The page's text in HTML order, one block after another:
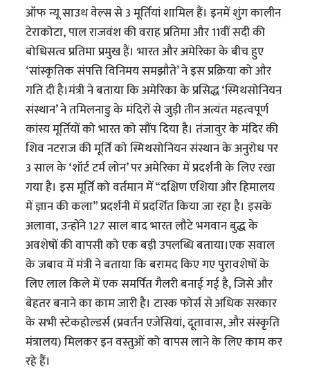
ऑफ न्यू साउथ वेल्स से 3 मूर्तियां शामिल हैं। इनमें शुंग कालीन
टेराकोटा, पाल राजवंश की वराह प्रतिमा और 11वीं सदी की
बोधिसत्व प्रतिमा प्रमुख हैं। भारत और अमेरिका के बीच हुए
‘सांस्कृतिक संपत्ति विनिमय समझौते’ ने इस प्रक्रिया को और
गति दी है।मंत्री ने बताया कि अमेरिका के प्रसिद्ध ‘स्मिथसोनियन
संस्थान’ ने तमिलनाडु के मंदिरों से जुड़ी तीन अत्यंत महत्वपूर्ण
कांस्य मूर्तियों को भारत को सौंप दिया है। तंजावुर के मंदिर की
शिव नटराज की मूर्ति को स्मिथसोनियन संस्थान के अनुरोध पर
3 साल के ‘शॉर्ट टर्म लोन’ पर अमेरिका में प्रदर्शनी के लिए रखा
गया है। इस मूर्ति को वर्तमान में “दक्षिण एशिया और हिमालय
में ज्ञान की कला” प्रदर्शनी में प्रदर्शित किया जा रहा है। इसके
अलावा, उन्होंने 127 साल बाद भारत लौटे भगवान बुद्ध के
अवशेषों की वापसी को एक बड़ी उपलब्धि बताया।एक सवाल
के जबाव में मंत्री ने बताया कि बरामद किए गए पुरावशेषों के
लिए लाल किले में एक समर्पित गैलरी बनाई गई है, जिसे और
बेहतर बनाने का काम जारी है। टास्क फोर्स से अधिक सरकार
के सभी स्टेकहोल्डर्स (प्रवर्तन एजेंसियां, दूतावास, और संस्कृति
मंत्रालय) मिलकर इन वस्तुओं को वापस लाने के लिए काम कर
रहे हैं।